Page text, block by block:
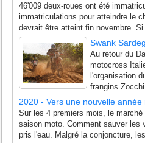
46'009 deux-roues ont été
immatriculations pour atteindre le
devrait être atteint fin novembre.
Swank
Au retour du
motocross
l'organisation
frangins
2020 - Vers une nouvelle
Sur les 4 premiers mois, le
saison moto. Comment sauver les
pris l'eau. Malgré la conjoncture,